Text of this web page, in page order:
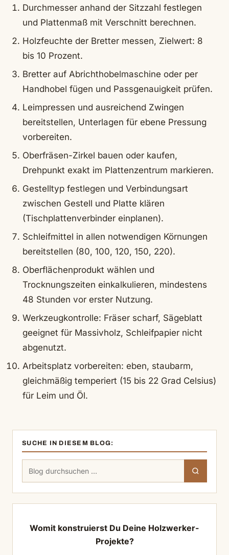
Durchmesser anhand der Sitzzahl festlegen
und Plattenmaß mit Verschnitt berechnen.
Holzfeuchte der Bretter messen, Zielwert: 8
bis 10 Prozent.
Bretter auf Abrichthobelmaschine oder per
Handhobel fügen und Passgenauigkeit prüfen.
Leimpressen und ausreichend Zwingen
bereitstellen, Unterlagen für ebene Pressung
vorbereiten.
Oberfräsen-Zirkel bauen oder kaufen,
Drehpunkt exakt im Plattenzentrum markieren.
Gestelltyp festlegen und Verbindungsart
zwischen Gestell und Platte klären
(Tischplattenverbinder einplanen).
Schleifmittel in allen notwendigen Körnungen
bereitstellen (80, 100, 120, 150, 220).
Oberflächenprodukt wählen und
Trocknungszeiten einkalkulieren, mindestens
48 Stunden vor erster Nutzung.
Werkzeugkontrolle: Fräser scharf, Sägeblatt
geeignet für Massivholz, Schleifpapier nicht
abgenutzt.
Arbeitsplatz vorbereiten: eben, staubarm,
gleichmäßig temperiert (15 bis 22 Grad Celsius)
für Leim und Öl.
SUCHE IN DIESEM BLOG:
Suchen
Womit konstruierst Du Deine Holzwerker-
Projekte?